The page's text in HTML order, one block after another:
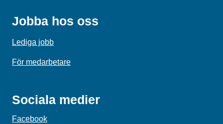
Jobba hos oss
Lediga jobb
För medarbetare
Sociala medier
Facebook